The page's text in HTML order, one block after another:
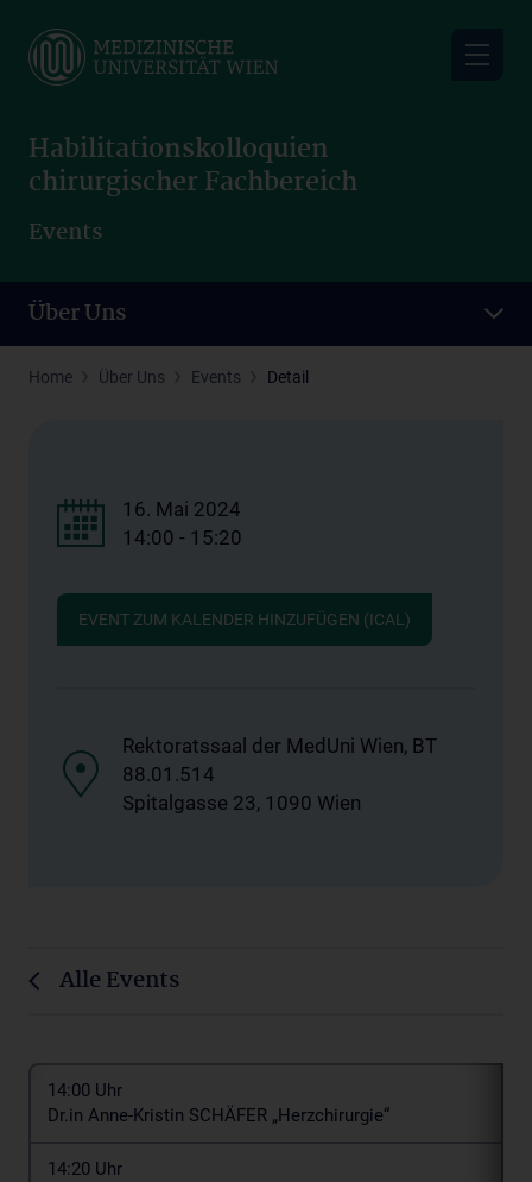
main
Habilitationskolloquien
chirurgischer Fachbereich
Events
Über Uns
Home Über Uns Events Detail
16. Mai 2024
14:00 - 15:20
EVENT ZUM KALENDER HINZUFÜGEN (ICAL)
Rektoratssaal der MedUni Wien, BT
88.01.514
Spitalgasse 23, 1090 Wien
Alle Events
14:00 Uhr
Dr.in Anne-Kristin SCHÄFER „Herzchirurgie“
14:20 Uhr